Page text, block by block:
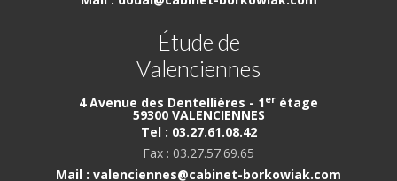
Étude de
Valenciennes
4 Avenue des Dentellières - 1er étage
59300 VALENCIENNES
Tel : 03.27.61.08.42
Fax : 03.27.57.69.65
Mail : valenciennes@cabinet-borkowiak.com